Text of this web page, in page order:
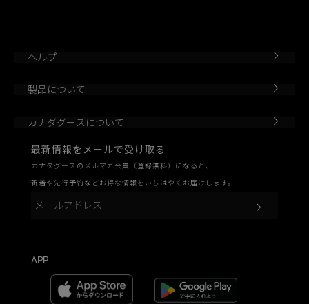
ヘルプ
製品について
カナダグースについて
最新情報をメールで受け取る
カナダグースのメルマガ会員（登録無料）になると、
新着や先行予約などお得な情報をいちはやくお届けします。
APP